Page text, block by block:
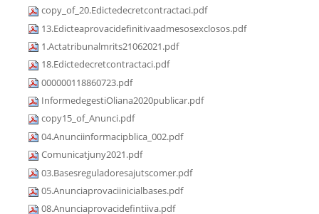
copy_of_20.Edictedecretcontractaci.pdf
13.Edicteaprovacidefinitivaadmesosexclosos.pdf
1.Actatribunalmrits21062021.pdf
18.Edictedecretcontractaci.pdf
000000118860723.pdf
InformedegestiOliana2020publicar.pdf
copy15_of_Anunci.pdf
04.Anunciinformacipblica_002.pdf
Comunicatjuny2021.pdf
03.Basesreguladoresajutscomer.pdf
05.Anunciaprovaciinicialbases.pdf
08.Anunciaprovacidefintiiva.pdf